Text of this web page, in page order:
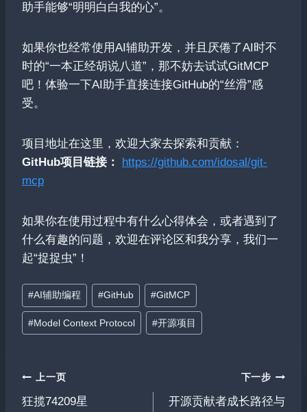
助手能够“明明白白我的心”。
如果你也经常使用AI辅助开发，并且厌倦了AI时不
时的“一本正经胡说八道”，那不妨去试试GitMCP
吧！体验一下AI助手直接连接GitHub的“丝滑”感
受。
项目地址在这里，欢迎大家去探索和贡献：
GitHub项目链接：
https://github.com/idosal/git-
mcp
如果你在使用过程中有什么心得体会，或者遇到了
什么有趣的问题，欢迎在评论区和我分享，我们一
起“捉捉虫”！
文
章
标
#AI辅助编程 #GitHub #GitMCP
#Model Context Protocol #开源项目
文上一页
狂揽74209星
下一步
开源贡献者成长路径与